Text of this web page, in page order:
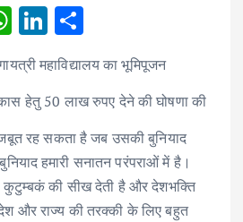
W
h
at
s
A
p
p
Li
n
k
e
dI
n
ar
e
महाविद्यालय का भूमिपूजन
हेतु 50 लाख रुपए देने की घोषणा की
रह सकता है जब उसकी बुनियाद
हमारी सनातन परंपराओं में है।
कुटुम्बकं की सीख देती है और देशभक्ति
और राज्य की तरक्की के लिए बहुत